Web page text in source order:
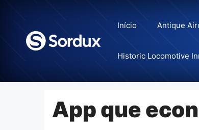
content
Início Antique
Historic Locomotive
App que